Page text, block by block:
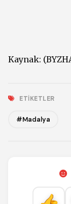
Kaynak:
ETIKETLER
#Madalya